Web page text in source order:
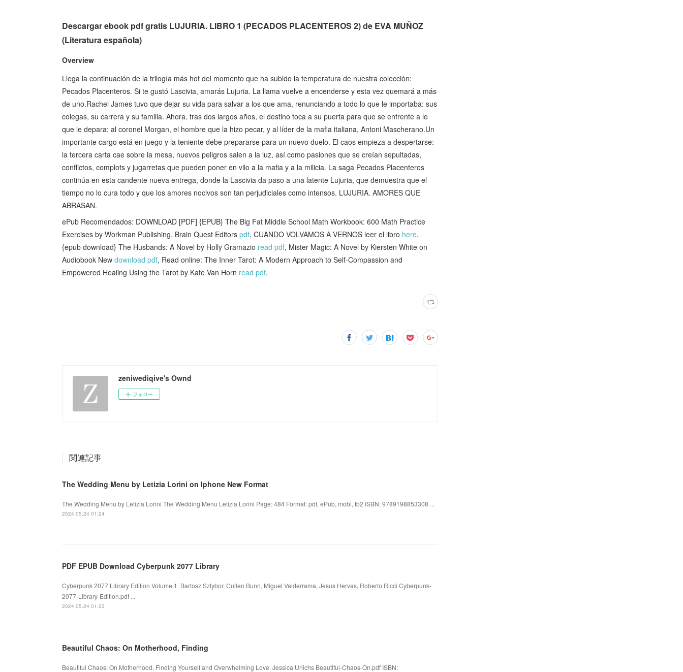
Descargar ebook pdf gratis LUJURIA. LIBRO 1 (PECADOS PLACENTEROS 2) de EVA MUÑOZ
(Literatura española)
Overview
Llega la continuación de la trilogía más hot del momento que ha subido la temperatura de nuestra colección:
Pecados Placenteros. Si te gustó Lascivia, amarás Lujuria. La llama vuelve a encenderse y esta vez quemará a más
de uno.Rachel James tuvo que dejar su vida para salvar a los que ama, renunciando a todo lo que le importaba: sus
colegas, su carrera y su familia. Ahora, tras dos largos años, el destino toca a su puerta para que se enfrente a lo
que le depara: al coronel Morgan, el hombre que la hizo pecar, y al líder de la mafia italiana, Antoni Mascherano.Un
importante cargo está en juego y la teniente debe prepararse para un nuevo duelo. El caos empieza a despertarse:
la tercera carta cae sobre la mesa, nuevos peligros salen a la luz, así como pasiones que se creían sepultadas,
conflictos, complots y jugarretas que pueden poner en vilo a la mafia y a la milicia. La saga Pecados Placenteros
continúa en esta candente nueva entrega, donde la Lascivia da paso a una latente Lujuria, que demuestra que el
tiempo no lo cura todo y que los amores nocivos son tan perjudiciales como intensos. LUJURIA. AMORES QUE
ABRASAN.
ePub Recomendados: DOWNLOAD [PDF] {EPUB} The Big Fat Middle School Math Workbook: 600 Math Practice
Exercises by Workman Publishing, Brain Quest Editors pdf, CUANDO VOLVAMOS A VERNOS leer el libro here,
{epub download} The Husbands: A Novel by Holly Gramazio read pdf, Mister Magic: A Novel by Kiersten White on
Audiobook New download pdf, Read online: The Inner Tarot: A Modern Approach to Self-Compassion and
Empowered Healing Using the Tarot by Kate Van Horn read pdf,
zeniwediqive's Ownd
フォロー
関連記事
The Wedding Menu by Letizia Lorini on Iphone New Format
The Wedding Menu by Letizia Lorini The Wedding Menu Letizia Lorini Page: 484 Format: pdf, ePub, mobi, fb2 ISBN: 9789198853308 ...
2024.05.24 01:24
PDF EPUB Download Cyberpunk 2077 Library
Cyberpunk 2077 Library Edition Volume 1. Bartosz Sztybor, Cullen Bunn, Miguel Valderrama, Jesus Hervas, Roberto Ricci Cyberpunk-
2077-Library-Edition.pdf ...
2024.05.24 01:23
Beautiful Chaos: On Motherhood, Finding
Beautiful Chaos: On Motherhood, Finding Yourself and Overwhelming Love. Jessica Urlichs Beautiful-Chaos-On.pdf ISBN: